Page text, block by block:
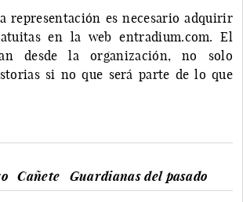
representación es necesario adquirir
en la web entradium.com. El
desde la organización, no solo
si no que será parte de lo que
Cañete Guardianas del pasado